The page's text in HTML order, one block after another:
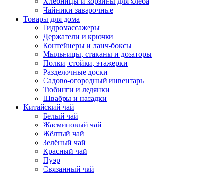
Чайники заварочные
Товары для дома
Гидромассажеры
Держатели и крючки
Контейнеры и ланч-боксы
Мыльницы, стаканы и дозаторы
Полки, стойки, этажерки
Разделочные доски
Садово-огородный инвентарь
Тюбинги и ледянки
Швабры и насадки
Китайский чай
Белый чай
Жасминовый чай
Жёлтый чай
Зелёный чай
Красный чай
Пуэр
Связанный чай